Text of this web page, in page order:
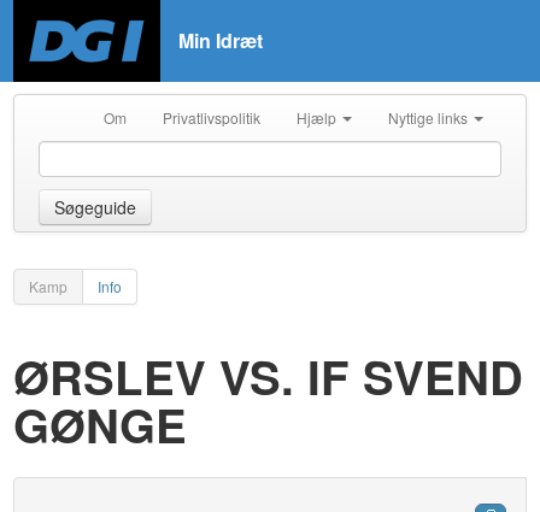
Min Idræt
Om Privatlivspolitik Hjælp Nyttige links
Søgeguide
Kamp Info
ØRSLEV VS. IF SVEND
GØNGE